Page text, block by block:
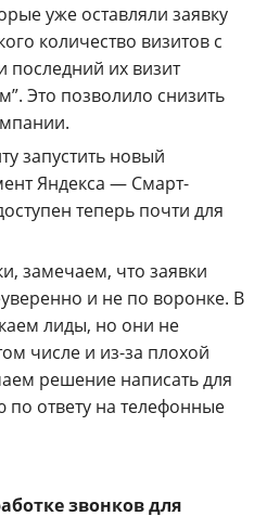
уже оставляли заявку
количество визитов с
их визит
Это позволило снизить
запустить новый
Яндекса — Смарт-
теперь почти для
замечаем, что заявки
и не по воронке. В
лиды, но они не
числе и из-за плохой
решение написать для
по ответу на телефонные
звонков для